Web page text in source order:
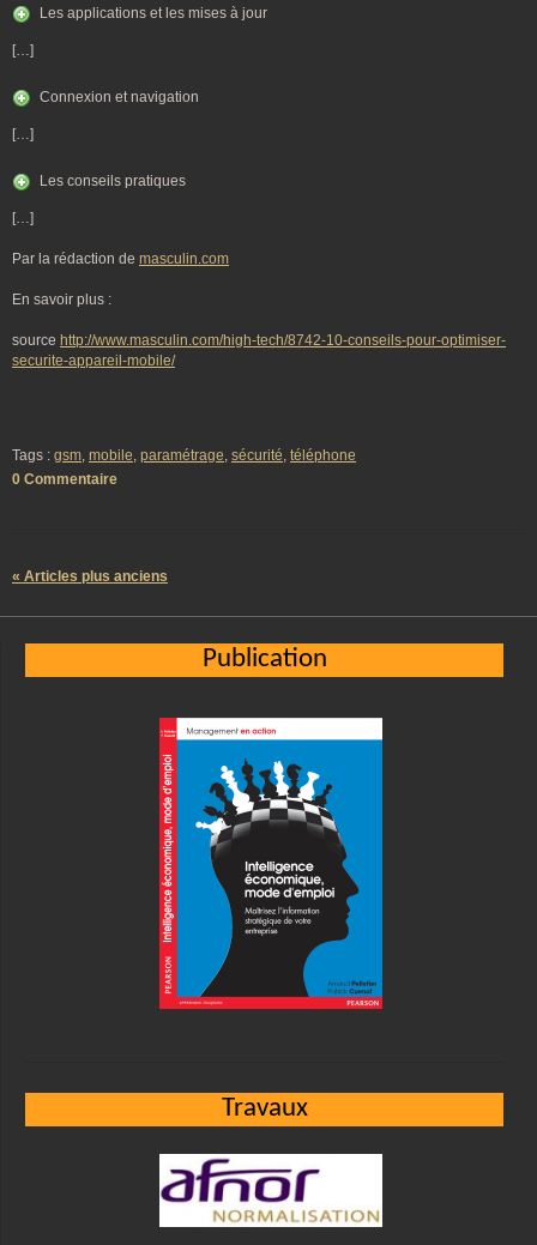
Les applications et les mises à jour
[…]
Connexion et navigation
[…]
Les conseils pratiques
[…]
Par la rédaction de masculin.com
En savoir plus :
source http://www.masculin.com/high-tech/8742-10-conseils-pour-optimiser-
securite-appareil-mobile/
Tags : gsm, mobile, paramétrage, sécurité, téléphone
0 Commentaire
« Articles plus anciens
Publication
Travaux